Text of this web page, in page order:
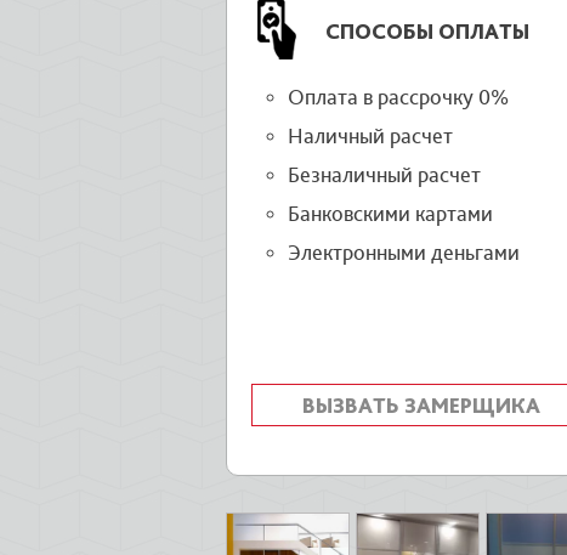
СПОСОБЫ ОПЛАТЫ
Оплата в рассрочку 0%
Наличный расчет
Безналичный расчет
Банковскими картами
Электронными деньгами
ВЫЗВАТЬ ЗАМЕРЩИКА